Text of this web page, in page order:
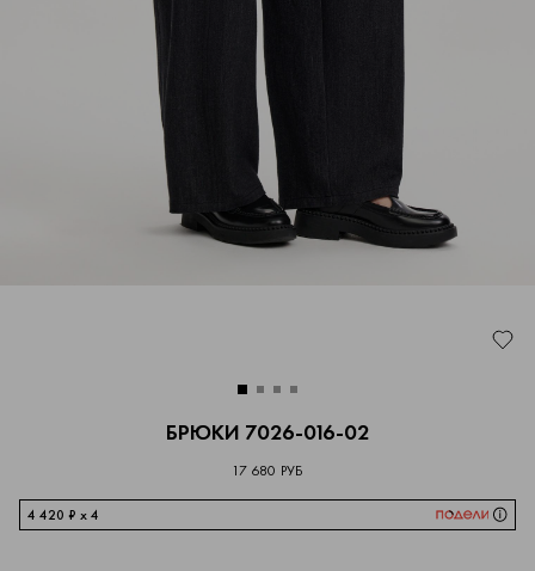
БРЮКИ 7026-016-02
17 680 РУБ
4 420 ₽ x 4